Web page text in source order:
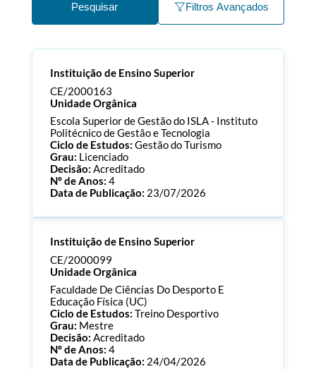
Pesquisar Filtros Avançados
Instituição de Ensino Superior
CE/2000163
Unidade Orgânica
Escola Superior de Gestão do ISLA - Instituto
Politécnico de Gestão e Tecnologia
Ciclo de Estudos: Gestão do Turismo
Grau: Licenciado
Decisão: Acreditado
Nº de Anos: 4
Data de Publicação: 23/07/2026
Processo:
CE/2000163
ECTS:180.0
Consultar Documentos
Instituição de Ensino Superior
CE/2000099
Unidade Orgânica
Faculdade De Ciências Do Desporto E
Educação Física (UC)
Ciclo de Estudos: Treino Desportivo
Grau: Mestre
Decisão: Acreditado
Nº de Anos: 4
Data de Publicação: 24/04/2026